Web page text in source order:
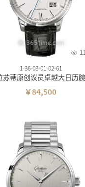
1-36-03-01-02-61
苏蒂原创议员卓越大日历
￥84,500